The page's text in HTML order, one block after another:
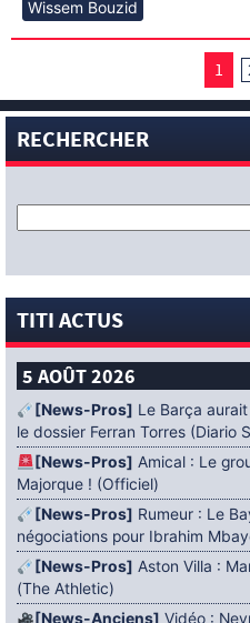
Wissem Bouzid
1
RECHERCHER
TITI ACTUS
5 AOÛT 2026
[News-Pros] Le Barça
le dossier Ferran Torres (Diario
[News-Pros] Amical : Le
Majorque ! (Officiel)
[News-Pros] Rumeur : Le
négociations pour Ibrahim
[News-Pros] Aston Villa :
(The Athletic)
[News-Anciens] Vidéo :